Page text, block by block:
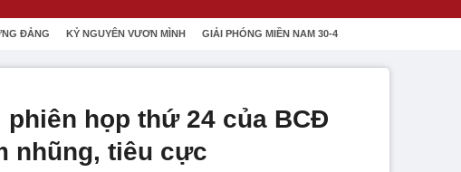
ĐẢNG KỶ NGUYÊN VƯƠN MÌNH GIẢI PHÓNG MIỀN NAM 30-4
họp thứ 24 của BCĐ
nhũng, tiêu cực